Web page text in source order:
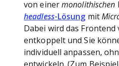
von einer monolithischen
headless-Lösung mit
Dabei wird das Frontend
entkoppelt und Sie
individuell anpassen,
entwickeln. (Zum